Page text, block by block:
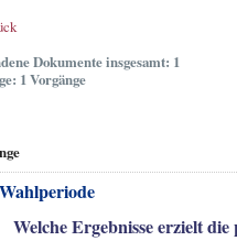
Dokumente insgesamt: 1
1 Vorgänge
Welche Ergebnisse erzielt